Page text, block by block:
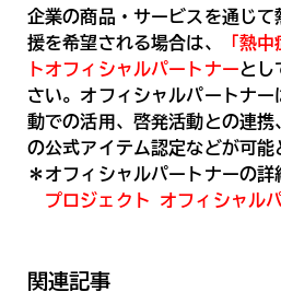
企業の商品・サービスを通じ
援を希望される場合は、
「熱
トオフィシャルパートナーとし
さい。オフィシャルパートナ
動での活用、啓発活動との連携
の公式アイテム認定などが可能
＊オフィシャルパートナーの詳
プロジェクト オフィシャル
関連記事